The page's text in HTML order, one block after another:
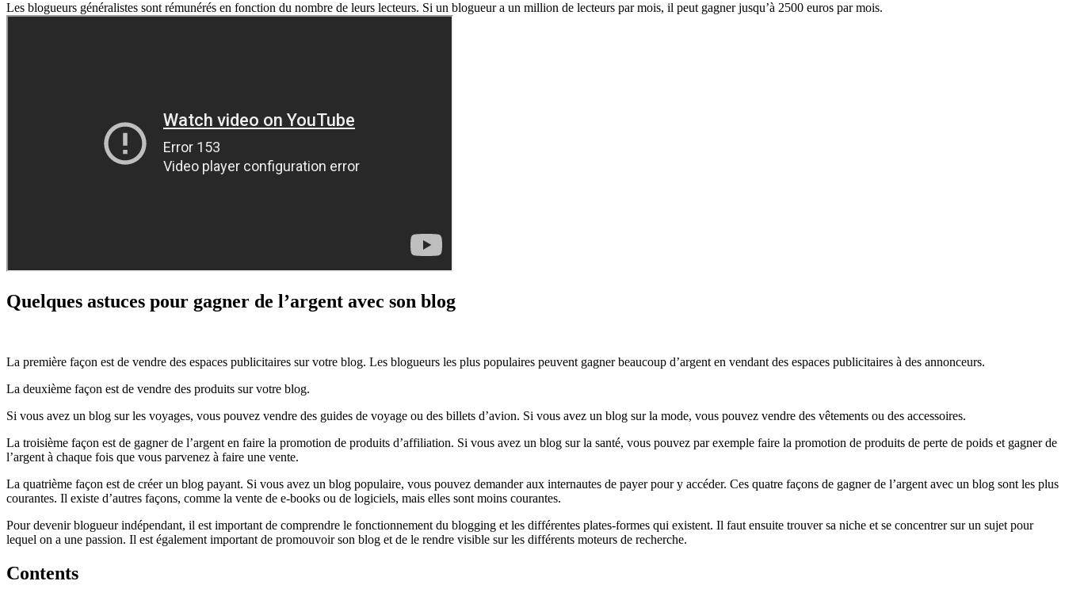
Les blogueurs généralistes sont rémunérés en fonction du nombre de leurs lecteurs. Si un blogueur a un million de lecteurs par mois, il peut gagner jusqu’à 2500 euros par mois.
Quelques astuces pour gagner de l’argent avec son blog
La première façon est de vendre des espaces publicitaires sur votre blog. Les blogueurs les plus populaires peuvent gagner beaucoup d’argent en vendant des espaces publicitaires à des annonceurs.
La deuxième façon est de vendre des produits sur votre blog.
Si vous avez un blog sur les voyages, vous pouvez vendre des guides de voyage ou des billets d’avion. Si vous avez un blog sur la mode, vous pouvez vendre des vêtements ou des accessoires.
La troisième façon est de gagner de l’argent en faire la promotion de produits d’affiliation. Si vous avez un blog sur la santé, vous pouvez par exemple faire la promotion de produits de perte de poids et gagner de
l’argent à chaque fois que vous parvenez à faire une vente.
La quatrième façon est de créer un blog payant. Si vous avez un blog populaire, vous pouvez demander aux internautes de payer pour y accéder. Ces quatre façons de gagner de l’argent avec un blog sont les plus
courantes. Il existe d’autres façons, comme la vente de e-books ou de logiciels, mais elles sont moins courantes.
Pour devenir blogueur indépendant, il est important de comprendre le fonctionnement du blogging et les différentes plates-formes qui existent. Il faut ensuite trouver sa niche et se concentrer sur un sujet pour
lequel on a une passion. Il est également important de promouvoir son blog et de le rendre visible sur les différents moteurs de recherche.
Contents